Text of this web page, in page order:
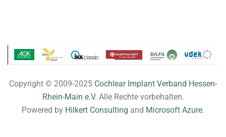
Copyright © 2009-2025 Cochlear Implant Verband Hessen-
Rhein-Main e.V. Alle Rechte vorbehalten.
Powered by Hilkert Consulting and Microsoft Azure.